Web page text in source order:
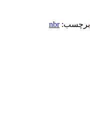
برچسب: nbr